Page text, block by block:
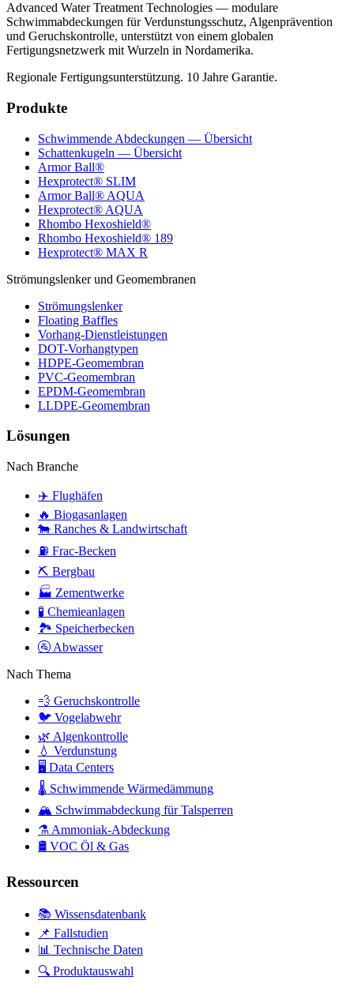
Advanced Water Treatment Technologies — modulare
Schwimmabdeckungen für Verdunstungsschutz, Algenprävention
und Geruchskontrolle, unterstützt von einem globalen
Fertigungsnetzwerk mit Wurzeln in Nordamerika.
Regionale Fertigungsunterstützung. 10 Jahre Garantie.
Produkte
Schwimmende Abdeckungen — Übersicht
Schattenkugeln — Übersicht
Armor Ball®
Hexprotect® SLIM
Armor Ball® AQUA
Hexprotect® AQUA
Rhombo Hexoshield®
Rhombo Hexoshield® 189
Hexprotect® MAX R
Strömungslenker und Geomembranen
Strömungslenker
Floating Baffles
Vorhang-Dienstleistungen
DOT-Vorhangtypen
HDPE-Geomembran
PVC-Geomembran
EPDM-Geomembran
LLDPE-Geomembran
Lösungen
Nach Branche
✈️ Flughäfen
🔥 Biogasanlagen
🐄 Ranches & Landwirtschaft
⛽ Frac-Becken
⛏️ Bergbau
🏭 Zementwerke
🧪 Chemieanlagen
🏞️ Speicherbecken
🚰 Abwasser
Nach Thema
💨 Geruchskontrolle
🐦 Vogelabwehr
🌿 Algenkontrolle
💧 Verdunstung
🖥️ Data Centers
🌡️ Schwimmende Wärmedämmung
🏔️ Schwimmabdeckung für Talsperren
⚗️ Ammoniak-Abdeckung
🛢️ VOC Öl & Gas
Ressourcen
📚 Wissensdatenbank
📌 Fallstudien
📊 Technische Daten
🔍 Produktauswahl